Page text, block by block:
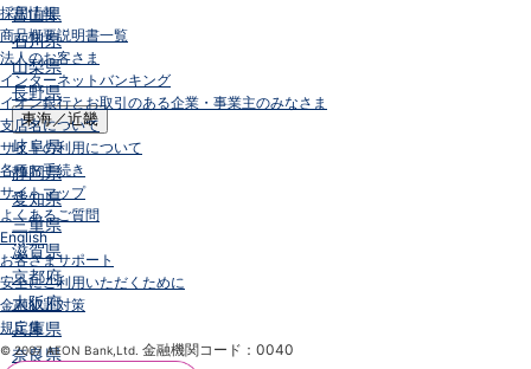
富山県
石川県
山梨県
長野県
東海／近畿
岐阜県
静岡県
愛知県
三重県
滋賀県
京都府
大阪府
兵庫県
奈良県
採用情報
商品概要説明書一覧
法人のお客さま
インターネットバンキング
イオン銀行とお取引のある企業・事業主のみなさま
支店名について
サイトの利用について
各種お手続き
サイトマップ
よくあるご質問
English
お客さまサポート
安全にご利用いただくために
金融犯罪対策
規定集
© 2007 AEON Bank,Ltd. 金融機関コード：0040